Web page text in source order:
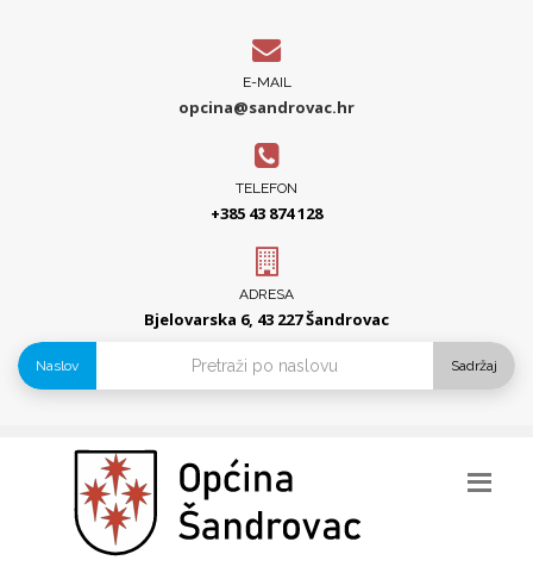
E-MAIL
opcina@sandrovac.hr
TELEFON
+385 43 874 128
ADRESA
Bjelovarska 6, 43 227 Šandrovac
Naslov Sadržaj